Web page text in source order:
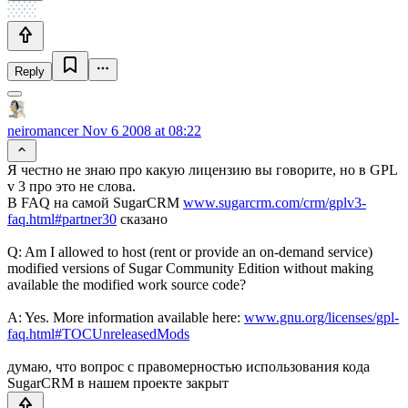
Reply
neiromancerNov 6 2008 at 08:22
Я честно не знаю про какую лицензию вы говорите, но в GPL
v 3 про это не слова.
В FAQ на самой SugarCRM www.sugarcrm.com/crm/gplv3-
faq.html#partner30 сказано
Q: Am I allowed to host (rent or provide an on-demand service)
modified versions of Sugar Community Edition without making
available the modified work source code?
A: Yes. More information available here: www.gnu.org/licenses/gpl-
faq.html#TOCUnreleasedMods
думаю, что вопрос с правомерностью использования кода
SugarCRM в нашем проекте закрыт